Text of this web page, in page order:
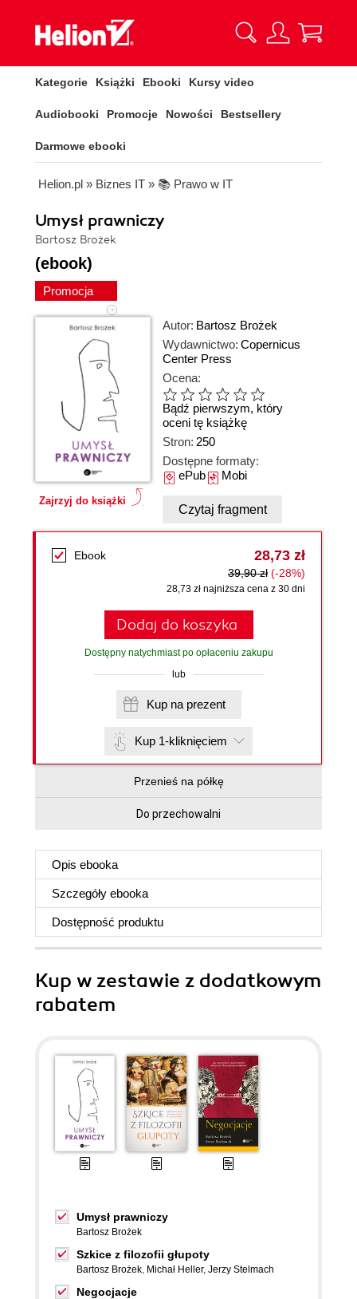
Kategorie Książki Ebooki Kursy video
Audiobooki Promocje Nowości Bestsellery
Darmowe ebooki
Helion.pl » Biznes IT » 📚 Prawo w IT
Umysł prawniczy
Bartosz Brożek
(ebook)
Promocja
Zajrzyj do książki
Autor: Bartosz Brożek
Wydawnictwo: Copernicus
Center Press
Ocena:
Bądź pierwszym, który
oceni tę książkę
Stron: 250
Dostępne formaty:
ePubMobi
Czytaj fragment
Ebook 28,73 zł
39,90 zł (-28%)
28,73 zł najniższa cena z 30 dni
Dodaj do koszyka
Dostępny natychmiast po opłaceniu zakupu
lub
Kup na prezent
Kup 1-kliknięciem
Przenieś na półkę
Do przechowalni
Opis ebooka
Szczegóły ebooka
Dostępność produktu
Kup w zestawie z dodatkowym
rabatem
Umysł prawniczy
Bartosz Brożek
Szkice z filozofii głupoty
Bartosz Brożek, Michał Heller, Jerzy Stelmach
Negocjacje